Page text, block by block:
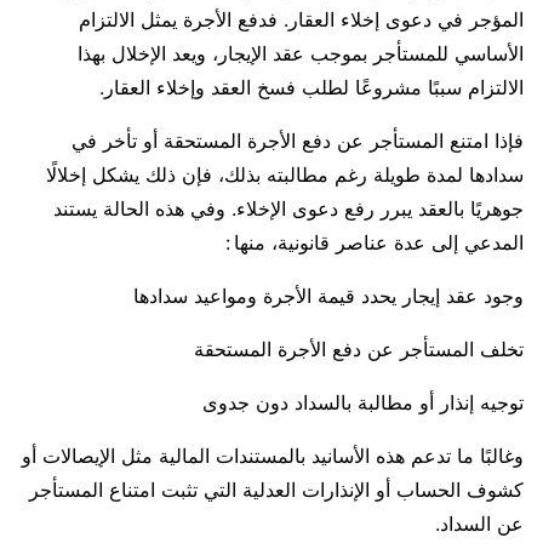
المؤجر في دعوى إخلاء العقار. فدفع الأجرة يمثل الالتزام
الأساسي للمستأجر بموجب عقد الإيجار، ويعد الإخلال بهذا
الالتزام سببًا مشروعًا لطلب فسخ العقد وإخلاء العقار.
فإذا امتنع المستأجر عن دفع الأجرة المستحقة أو تأخر في
سدادها لمدة طويلة رغم مطالبته بذلك، فإن ذلك يشكل إخلالًا
جوهريًا بالعقد يبرر رفع دعوى الإخلاء. وفي هذه الحالة يستند
المدعي إلى عدة عناصر قانونية، منها :
وجود عقد إيجار يحدد قيمة الأجرة ومواعيد سدادها
تخلف المستأجر عن دفع الأجرة المستحقة
توجيه إنذار أو مطالبة بالسداد دون جدوى
وغالبًا ما تدعم هذه الأسانيد بالمستندات المالية مثل الإيصالات أو
كشوف الحساب أو الإنذارات العدلية التي تثبت امتناع المستأجر
عن السداد.